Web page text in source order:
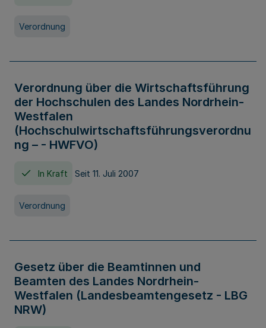
Verordnung
Verordnung über die Wirtschaftsführung
der Hochschulen des Landes Nordrhein-
Westfalen
(Hochschulwirtschaftsführungsverordnu
ng – - HWFVO)
In Kraft Seit 11. Juli 2007
Verordnung
Gesetz über die Beamtinnen und
Beamten des Landes Nordrhein-
Westfalen (Landesbeamtengesetz - LBG
NRW)